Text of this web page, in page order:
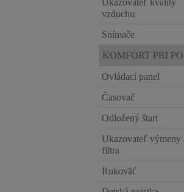
Ukazovateľ kvality
vzduchu
Snímače
KOMFORT PRI
Ovládací panel
Časovač
Odložený štart
Ukazovateľ výmeny
filtra
Rukoväť